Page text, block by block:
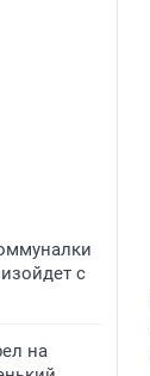
с
на